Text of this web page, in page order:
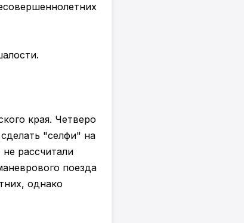
края. Четверо
"селфи" на
рассчитали
поезда
однако